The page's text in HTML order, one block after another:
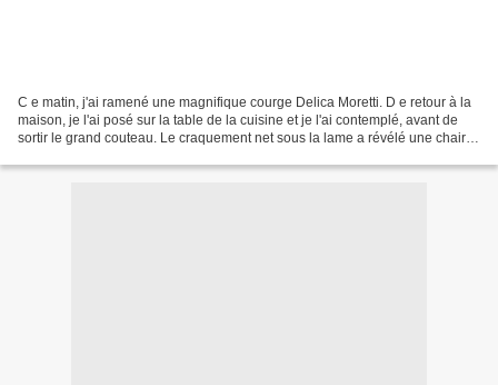
C e matin, j'ai ramené une magnifique courge Delica Moretti. D e retour à la
maison, je l'ai posé sur la table de la cuisine et je l'ai contemplé, avant de
sortir le grand couteau. Le craquement net sous la lame a révélé une chair